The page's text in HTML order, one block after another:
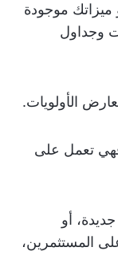
ميزاتك موجودة
وجداول
الأولويات.
فهي تعمل على
أو
المستثمرين،